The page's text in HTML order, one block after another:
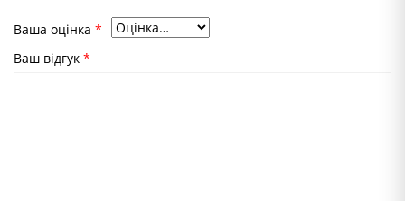
Ваша оцінка *
Ваш відгук *